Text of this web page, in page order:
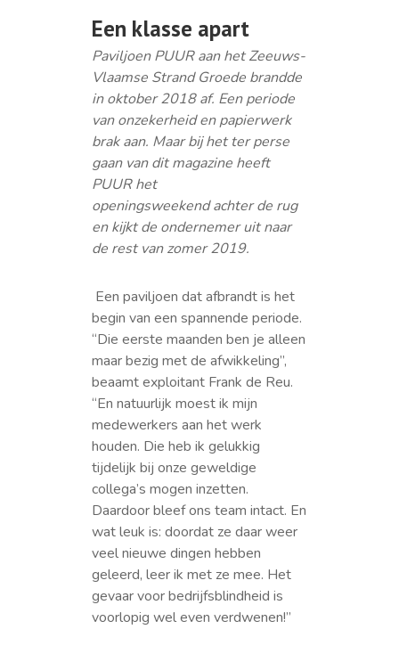
Een klasse apart
Paviljoen PUUR aan het Zeeuws-
Vlaamse Strand Groede brandde
in oktober 2018 af. Een periode
van onzekerheid en papierwerk
brak aan. Maar bij het ter perse
gaan van dit magazine heeft
PUUR het
openingsweekend achter de rug
en kijkt de ondernemer uit naar
de rest van zomer 2019.
Een paviljoen dat afbrandt is het
begin van een spannende periode.
“Die eerste maanden ben je alleen
maar bezig met de afwikkeling”,
beaamt exploitant Frank de Reu.
“En natuurlijk moest ik mijn
medewerkers aan het werk
houden. Die heb ik gelukkig
tijdelijk bij onze geweldige
collega’s mogen inzetten.
Daardoor bleef ons team intact. En
wat leuk is: doordat ze daar weer
veel nieuwe dingen hebben
geleerd, leer ik met ze mee. Het
gevaar voor bedrijfsblindheid is
voorlopig wel even verdwenen!”